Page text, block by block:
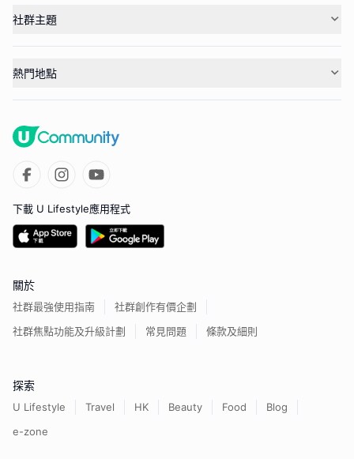
社群主題
熱門地點
下載 U Lifestyle應用程式
關於
社群最強使用指南
社群創作有價企劃
社群焦點功能及升級計劃
常見問題 條款及細則
探索
U Lifestyle Travel HK Beauty Food
Blog
e-zone